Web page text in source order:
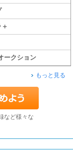
ークション
もっと見る
など様々な